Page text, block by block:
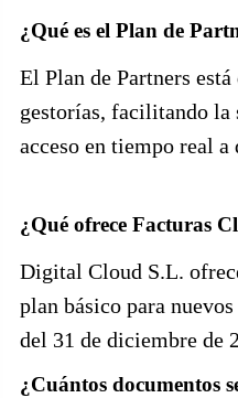
¿Qué es el Plan de
El Plan de Partners
gestorías, facilitando
acceso en tiempo real
¿Qué ofrece Facturas
Digital Cloud S.L.
plan básico para
del 31 de diciembre de
¿Cuántos documentos